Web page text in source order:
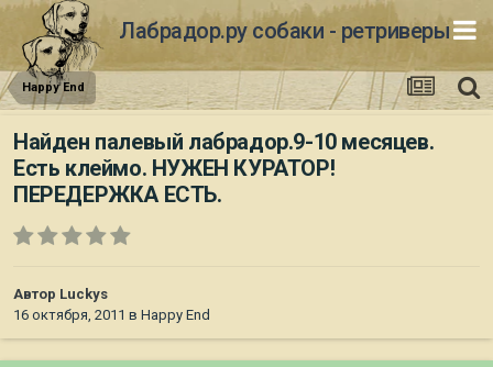
Лабрадор.ру собаки - ретриверы
Happy End
Найден палевый лабрадор.9-10 месяцев.
Есть клеймо. НУЖЕН КУРАТОР!
ПЕРЕДЕРЖКА ЕСТЬ.
Автор Luckys
16 октября, 2011 в Happy End